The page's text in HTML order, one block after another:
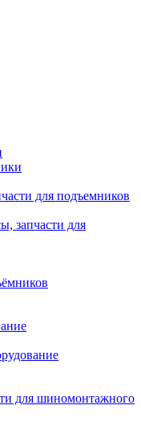
для подъемников
запчасти для
для шиномонтажного